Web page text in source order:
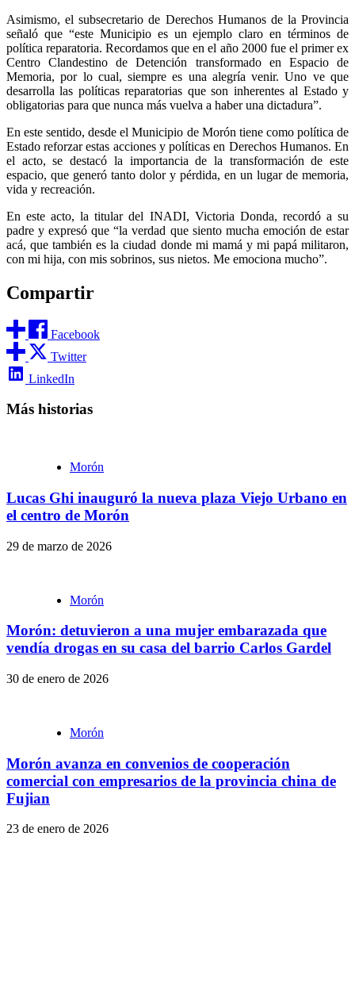
Asimismo, el subsecretario de Derechos Humanos de la Provincia
señaló que “este Municipio es un ejemplo claro en términos de
política reparatoria. Recordamos que en el año 2000 fue el primer ex
Centro Clandestino de Detención transformado en Espacio de
Memoria, por lo cual, siempre es una alegría venir. Uno ve que
desarrolla las políticas reparatorias que son inherentes al Estado y
obligatorias para que nunca más vuelva a haber una dictadura”.
En este sentido, desde el Municipio de Morón tiene como política de
Estado reforzar estas acciones y políticas en Derechos Humanos. En
el acto, se destacó la importancia de la transformación de este
espacio, que generó tanto dolor y pérdida, en un lugar de memoria,
vida y recreación.
En este acto, la titular del INADI, Victoria Donda, recordó a su
padre y expresó que “la verdad que siento mucha emoción de estar
acá, que también es la ciudad donde mi mamá y mi papá militaron,
con mi hija, con mis sobrinos, sus nietos. Me emociona mucho”.
Compartir
Facebook
Twitter
LinkedIn
Más historias
Morón
Lucas Ghi inauguró la nueva plaza Viejo Urbano en
el centro de Morón
29 de marzo de 2026
Morón
Morón: detuvieron a una mujer embarazada que
vendía drogas en su casa del barrio Carlos Gardel
30 de enero de 2026
Morón
Morón avanza en convenios de cooperación
comercial con empresarios de la provincia china de
Fujian
23 de enero de 2026